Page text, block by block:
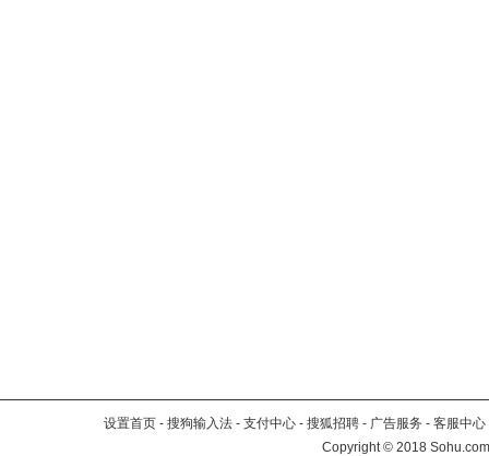
设置首页 - 搜狗输入法 - 支付中心 - 搜狐招聘 - 广告服务 - 客服中心
Copyright©2018